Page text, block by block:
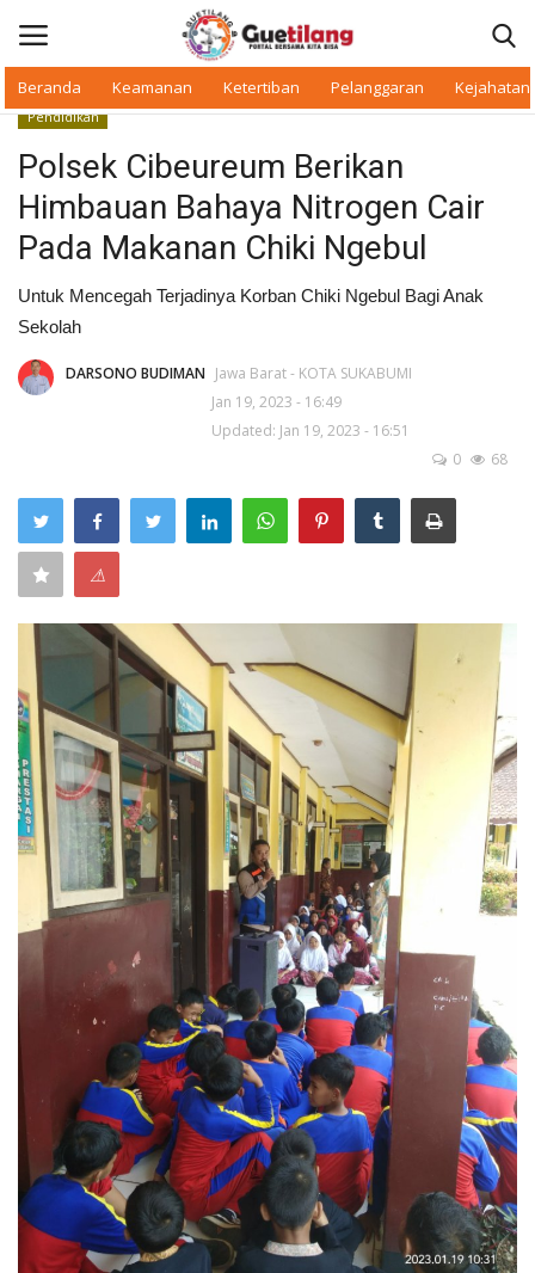
Beranda Keamanan Ketertiban Pelanggaran Kejahatan
Beranda
Makan Bergizi
Warkop Digital
Ketertiban
Keamanan
Kejahatan
Cybers Event
UMKM & Ekonomi Kreatif
Pekerja Migran Indonesia
Ekonomi
Pendidikan
Informasi Journalism
Kesehatan
Layanan Publik
Perempuan/Anak
Pendidikan
Polsek Cibeureum Berikan
Himbauan Bahaya Nitrogen Cair
Pada Makanan Chiki Ngebul
Untuk Mencegah Terjadinya Korban Chiki Ngebul Bagi Anak
Sekolah
DARSONO BUDIMAN Jawa Barat - KOTA SUKABUMI
Jan 19, 2023 - 16:49
Updated: Jan 19, 2023 - 16:51
0
68
⚠